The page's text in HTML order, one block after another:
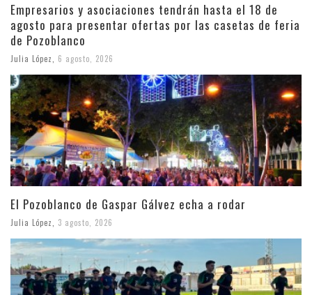
Empresarios y asociaciones tendrán hasta el 18 de
agosto para presentar ofertas por las casetas de feria
de Pozoblanco
Julia López, 6 agosto, 2026
El Pozoblanco de Gaspar Gálvez echa a rodar
Julia López 3 agosto, 2026